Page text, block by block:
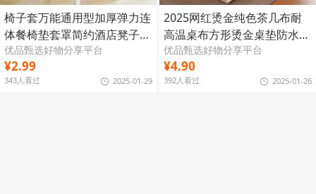
椅子套万能通用型加厚弹力连
体餐椅垫套罩简约酒店凳子木
椅子套罩
优品甄选好物分享平台
¥2.99
343人看过 2025-01-29
2025网红烫金纯色茶几布耐
高温桌布方形烫金桌垫防水防
烫防油
优品甄选好物分享平台
¥4.90
392人看过 2025-01-26